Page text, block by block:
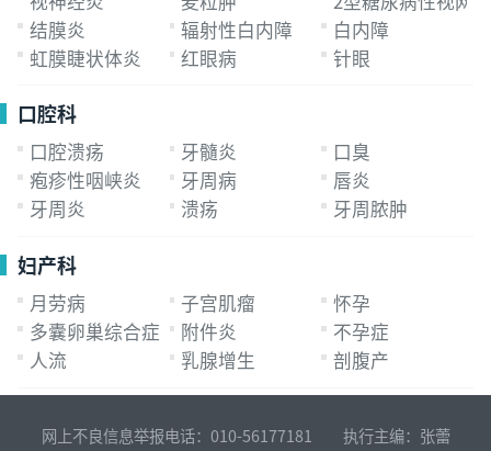
结膜炎
辐射性白内障
白内障
虹膜睫状体炎
红眼病 针眼
口腔科
口腔溃疡 牙髓炎
口臭
疱疹性咽峡炎
牙周病
唇炎
牙周炎
溃疡 牙周脓肿
妇产科
月劳病 子宫肌瘤
怀孕
多囊卵巢综合症
附件炎
不孕症
人流
乳腺增生 剖腹产
网上不良信息举报电话：010-56177181 执行主编：张蕾